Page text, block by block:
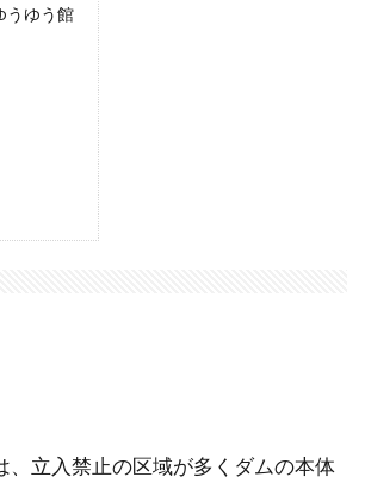
うゆう館
、立入禁止の区域が多くダムの本体